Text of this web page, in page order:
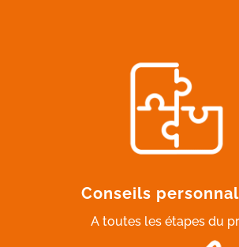
Conseils
A toutes les étapes du